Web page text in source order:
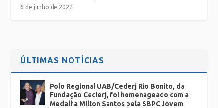
6 de junho de 2022
ÚLTIMAS NOTÍCIAS
Polo Regional UAB/Cederj Rio Bonito, da
Fundação Cecierj, foi homenageado com a
Medalha Milton Santos pela SBPC Jovem